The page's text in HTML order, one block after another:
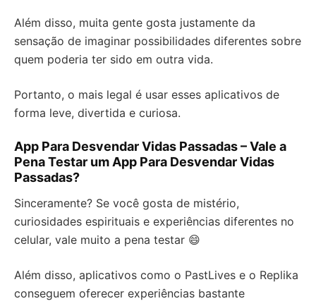
Além disso, muita gente gosta justamente da
sensação de imaginar possibilidades diferentes sobre
quem poderia ter sido em outra vida.
Portanto, o mais legal é usar esses aplicativos de
forma leve, divertida e curiosa.
App Para Desvendar Vidas Passadas – Vale a
Pena Testar um App Para Desvendar Vidas
Passadas?
Sinceramente? Se você gosta de mistério,
curiosidades espirituais e experiências diferentes no
celular, vale muito a pena testar 😄
Além disso, aplicativos como o PastLives e o Replika
conseguem oferecer experiências bastante